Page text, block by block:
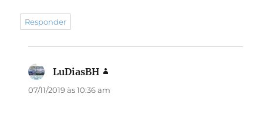
Responder
LuDiasBH
07/11/2019 às 10:36 am